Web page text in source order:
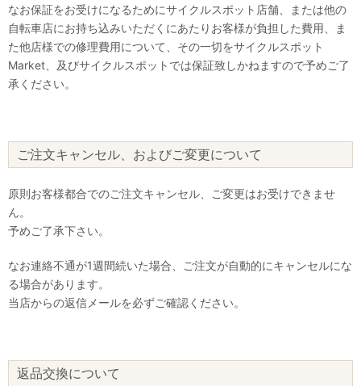
なお保証をお受けになるためにサイクルスポット店舗、または他の
自転車店にお持ち込みいただくにあたりお客様が負担した費用、ま
た他店様での修理費用について、その一切をサイクルスポット
Market、及びサイクルスポットでは保証致しかねますので予めご了
承ください。
ご注文キャンセル、およびご変更について
原則お客様都合でのご注文キャンセル、ご変更はお受けできませ
ん。
予めご了承下さい。
なお連絡不通が1週間続いた場合、ご注文が自動的にキャンセルにな
る場合があります。
当店からの返信メールを必ずご確認ください。
返品交換について